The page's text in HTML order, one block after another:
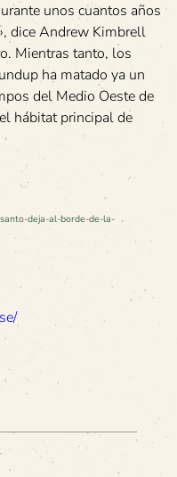
unos cuantos años
dice Andrew Kimbrell
Mientras tanto, los
ha matado ya un
del Medio Oeste de
hábitat principal de
deja-al-borde-de-la-